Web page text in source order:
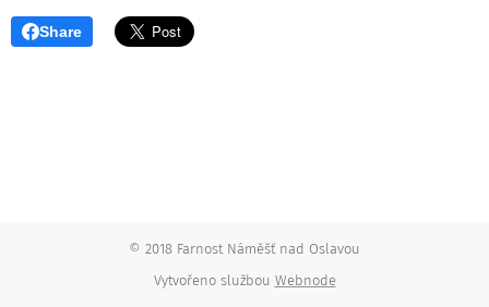
Share
© 2018 Farnost Náměšť nad Oslavou
Vytvořeno službou Webnode